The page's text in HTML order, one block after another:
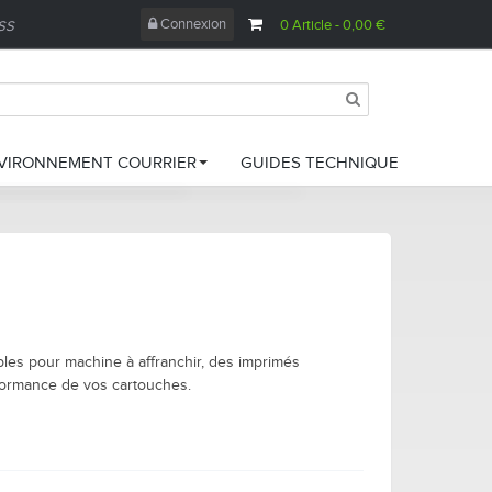
0Article- 0,00 €
Connexion
COURRIER
de papier
bureautique
GUIDES TECHNIQUE
pour machine à affranchir, des imprimés
de vos cartouches.